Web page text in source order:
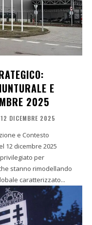
E
2025
12 DICEMBRE 2025
per
stanno rimodellando
caratterizzato...